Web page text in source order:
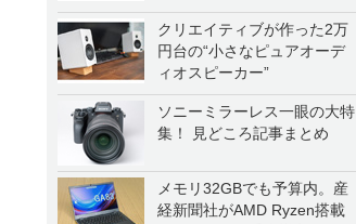
クリエイティブが作った2万
円台の“小さなピュアオーデ
ィオスピーカー”
ソニーミラーレス一眼の大特
集！ 見どころ記事まとめ
メモリ32GBでも予算内。産
経新聞社がAMD Ryzen搭載